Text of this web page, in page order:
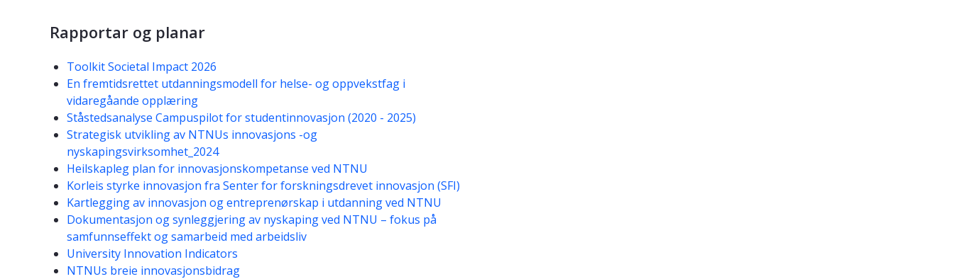
Rapportar og planar
Toolkit Societal Impact 2026
En fremtidsrettet utdanningsmodell for helse- og oppvekstfag i
vidaregåande opplæring
Ståstedsanalyse Campuspilot for studentinnovasjon (2020 - 2025)
Strategisk utvikling av NTNUs innovasjons -og
nyskapingsvirksomhet_2024
Heilskapleg plan for innovasjonskompetanse ved NTNU
Korleis styrke innovasjon fra Senter for forskningsdrevet innovasjon (SFI)
Kartlegging av innovasjon og entreprenørskap i utdanning ved NTNU
Dokumentasjon og synleggjering av nyskaping ved NTNU – fokus på
samfunnseffekt og samarbeid med arbeidsliv
University Innovation Indicators
NTNUs breie innovasjonsbidrag